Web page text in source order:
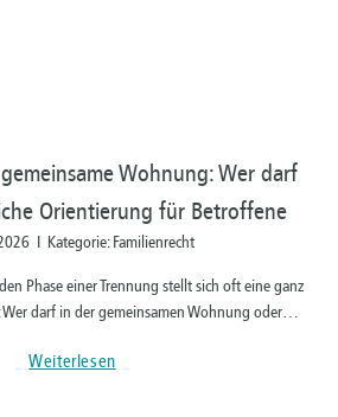
Wohnung: Wer darf
Orientierung für Betroffene
I Kategorie: Familienrecht
Phase einer Trennung stellt sich oft eine ganz
Wer darf in der gemeinsamen Wohnung oder…
Weiterlesen